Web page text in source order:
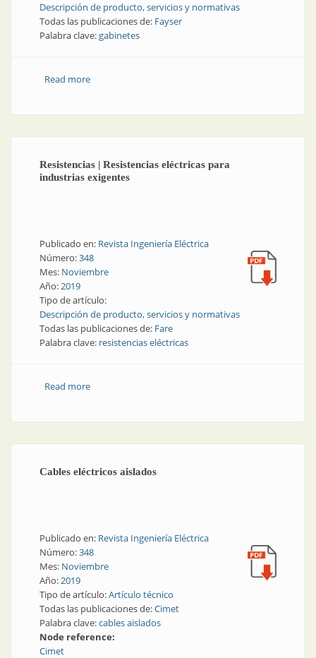
Descripción de producto, servicios y normativas
Todas las publicaciones de: Fayser
Palabra clave:gabinetes
Read moreabout Gabinetes | Para industrias exigentes:
Resistencias | Resistencias eléctricas para
industrias exigentes
Publicado en: Revista Ingeniería Eléctrica
Número:348
Mes: Noviembre
Año:2019
Tipo de artículo:
Descripción de producto, servicios y normativas
Todas las publicaciones de: Fare
Palabra clave: resistencias eléctricas
Read moreabout Resistencias | Resistencias eléctricas para
Cables eléctricos aislados
Publicado en: Revista Ingeniería Eléctrica
Número:348
Mes: Noviembre
Año:2019
Tipo de artículo:Artículo técnico
Todas las publicaciones de:Cimet
Palabra clave:cables aislados
Node reference:
Cimet